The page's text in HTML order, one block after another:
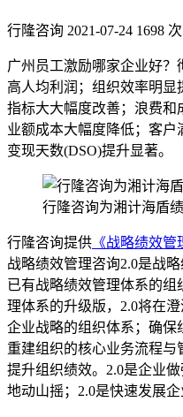
行隆咨询 2021-07-24 1698
广州员工激励哪家企业好
高人均利润；组织效率明
指标大大幅度改善；浪费和
业额成本大幅度降低；客
变现天数(DSO)提升显著。
行隆咨询为湘计海盾
行隆咨询提供 《战略绩效
战略绩效管理咨询2.0是战
已有战略绩效管理体系的
理体系的升级版，2.0将在
企业战略的组织体系；确
重建组织的核心业务流程
提升组织绩效。2.0是企业
地动山摇；2.0是快速发展企